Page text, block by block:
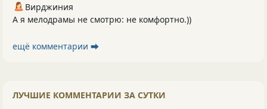
Вирджиния
А я мелодрамы не смотрю: не комфортно.))
ещё комментарии ⮕
ЛУЧШИЕ КОММЕНТАРИИ ЗА СУТКИ